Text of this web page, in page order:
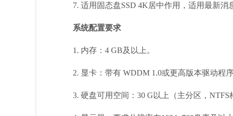
7. 适用固态盘SSD 4K居中作用，适用最新消
系统配置要求
1. 内存：4 GB及以上。
2. 显卡：带有 WDDM 1.0或更高版本驱动程序
3. 硬盘可用空间：30 G以上（主分区，NTFS